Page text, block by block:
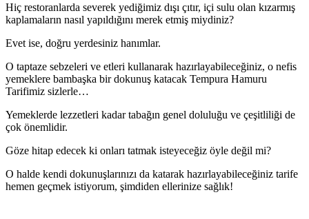
Hiç restoranlarda severek yediğimiz dışı çıtır, içi sulu olan kızarmış
kaplamaların nasıl yapıldığını merek etmiş miydiniz?
Evet ise, doğru yerdesiniz hanımlar.
O taptaze sebzeleri ve etleri kullanarak hazırlayabileceğiniz, o nefis
yemeklere bambaşka bir dokunuş katacak Tempura Hamuru
Tarifimiz sizlerle…
Yemeklerde lezzetleri kadar tabağın genel doluluğu ve çeşitliliği de
çok önemlidir.
Göze hitap edecek ki onları tatmak isteyeceğiz öyle değil mi?
O halde kendi dokunuşlarınızı da katarak hazırlayabileceğiniz tarife
hemen geçmek istiyorum, şimdiden ellerinize sağlık!